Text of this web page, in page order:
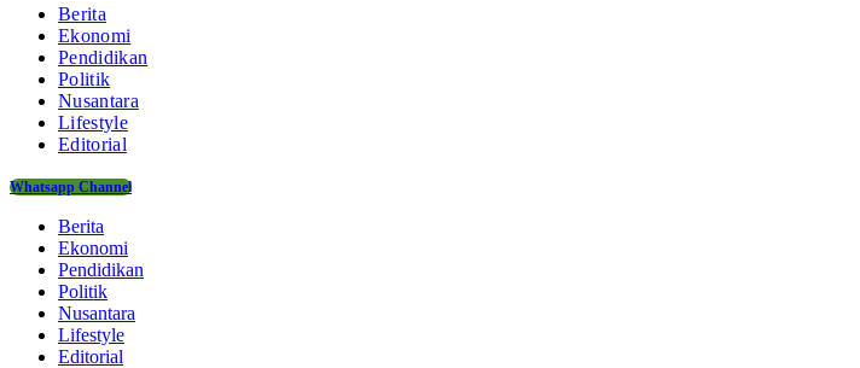
Berita
Ekonomi
Pendidikan
Politik
Nusantara
Lifestyle
Editorial
Whatsapp Channel
Berita
Ekonomi
Pendidikan
Politik
Nusantara
Lifestyle
Editorial